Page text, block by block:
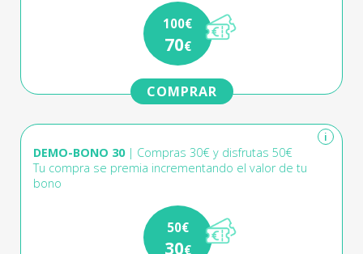
100€
70€
COMPRAR
i
DEMO-BONO 30 | Compras 30€ y disfrutas 50€
Tu compra se premia incrementando el valor de tu
bono
50€
30€